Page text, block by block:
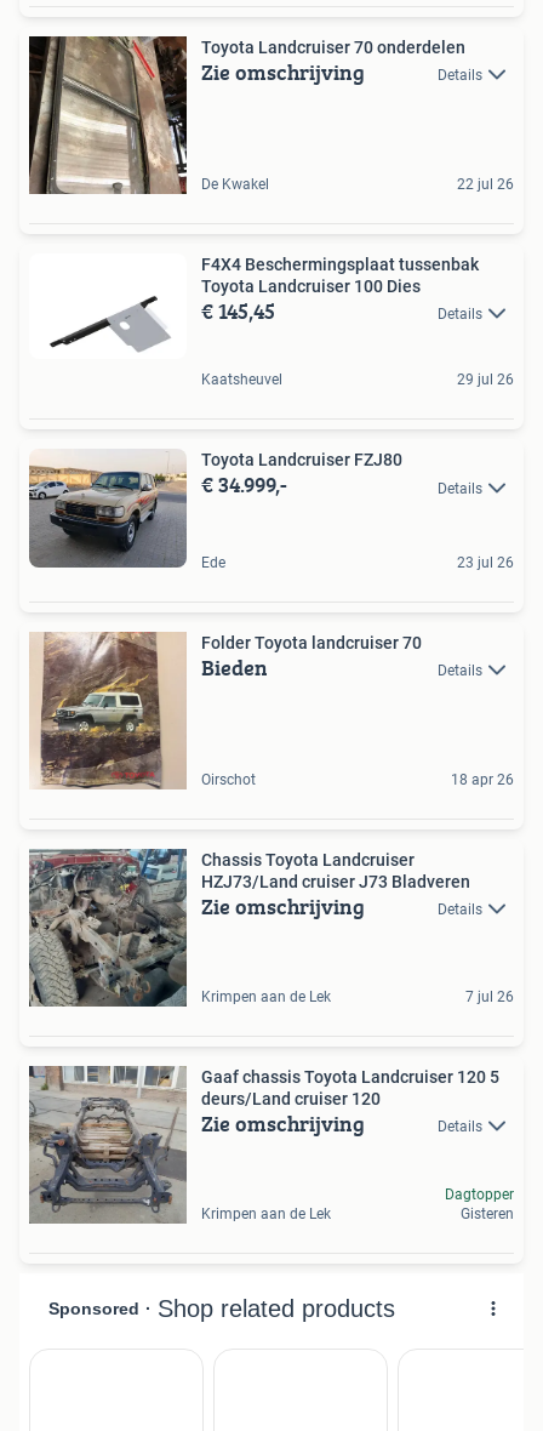
Toyota Landcruiser 70 onderdelen
Zie omschrijving Details
De Kwakel 22 jul 26
F4X4 Beschermingsplaat tussenbak
Toyota Landcruiser 100 Dies
€ 145,45 Details
Kaatsheuvel 29 jul 26
Toyota Landcruiser FZJ80
€ 34.999,- Details
Ede 23 jul 26
Folder Toyota landcruiser 70
Bieden Details
Oirschot 18 apr 26
Chassis Toyota Landcruiser
HZJ73/Land cruiser J73 Bladveren
Zie omschrijving Details
Krimpen aan de Lek 7 jul 26
Gaaf chassis Toyota Landcruiser 120 5
deurs/Land cruiser 120
Zie omschrijving Details
Krimpen aan de Lek
Dagtopper
Gisteren